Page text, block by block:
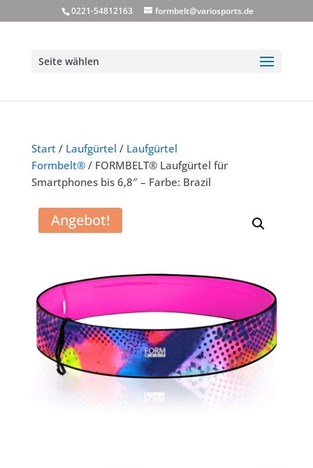
0221-54812163 formbelt@variosports.de
Seite wählen
Start/ Laufgürtel / Laufgürtel
Formbelt®/ FORMBELT® Laufgürtel für
Smartphones bis 6,8″ – Farbe: Brazil
Angebot!